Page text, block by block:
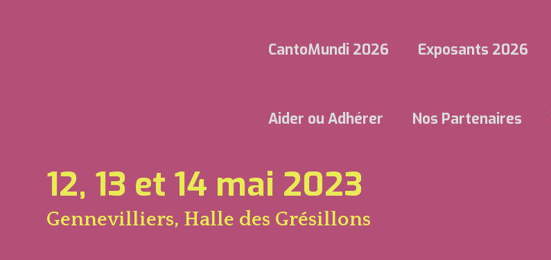
CantoMundi 2026 Exposants 2026
Aider ou Adhérer Nos Partenaires
12, 13 et 14 mai 2023
Gennevilliers, Halle des Grésillons